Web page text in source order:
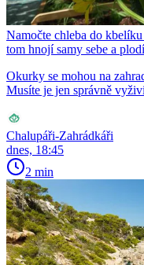
Namočte chleba do
tom hnojí samy sebe a
Okurky se mohou na
Musíte je jen správně
Chalupáři-Zahrádkáři
dnes, 18:45
2 min